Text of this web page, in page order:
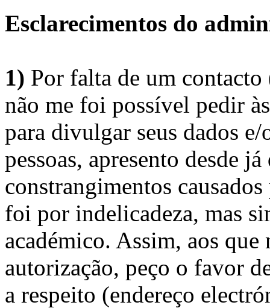
Esclarecimentos do
1) Por falta de um
não me foi possível pedir
para divulgar seus dados
pessoas, apresento desde
constrangimentos
foi por indelicadeza, mas
académico. Assim, aos
autorização, peço o favor
a respeito (endereço